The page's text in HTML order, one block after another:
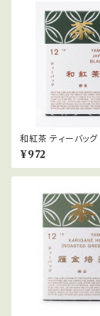
和紅茶 ティーバッグ
¥972